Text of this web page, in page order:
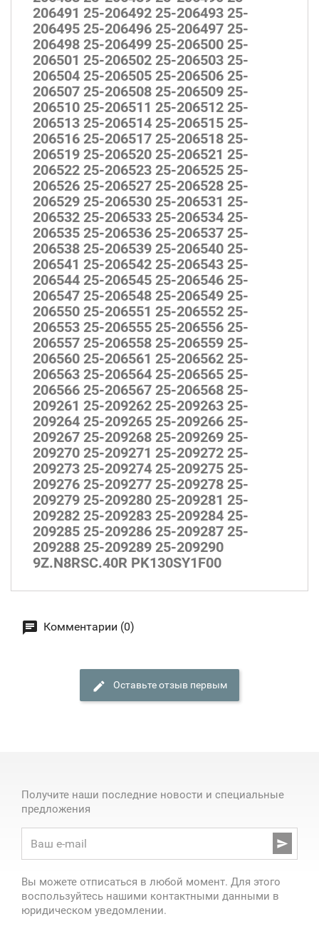
206491 25-206492 25-206493 25-
206495 25-206496 25-206497 25-
206498 25-206499 25-206500 25-
206501 25-206502 25-206503 25-
206504 25-206505 25-206506 25-
206507 25-206508 25-206509 25-
206510 25-206511 25-206512 25-
206513 25-206514 25-206515 25-
206516 25-206517 25-206518 25-
206519 25-206520 25-206521 25-
206522 25-206523 25-206525 25-
206526 25-206527 25-206528 25-
206529 25-206530 25-206531 25-
206532 25-206533 25-206534 25-
206535 25-206536 25-206537 25-
206538 25-206539 25-206540 25-
206541 25-206542 25-206543 25-
206544 25-206545 25-206546 25-
206547 25-206548 25-206549 25-
206550 25-206551 25-206552 25-
206553 25-206555 25-206556 25-
206557 25-206558 25-206559 25-
206560 25-206561 25-206562 25-
206563 25-206564 25-206565 25-
206566 25-206567 25-206568 25-
209261 25-209262 25-209263 25-
209264 25-209265 25-209266 25-
209267 25-209268 25-209269 25-
209270 25-209271 25-209272 25-
209273 25-209274 25-209275 25-
209276 25-209277 25-209278 25-
209279 25-209280 25-209281 25-
209282 25-209283 25-209284 25-
209285 25-209286 25-209287 25-
209288 25-209289 25-209290
9Z.N8RSC.40R PK130SY1F00
Комментарии (0)
Оставьте отзыв первым
Получите наши последние новости и специальные
предложения

Вы можете отписаться в любой момент. Для этого
воспользуйтесь нашими контактными данными в
юридическом уведомлении.